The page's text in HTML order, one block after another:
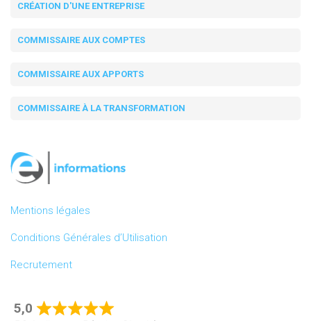
CRÉATION D'UNE ENTREPRISE
COMMISSAIRE AUX COMPTES
COMMISSAIRE AUX APPORTS
COMMISSAIRE À LA TRANSFORMATION
Mentions légales
Conditions Générales d’Utilisation
Recrutement
5,0
Rated